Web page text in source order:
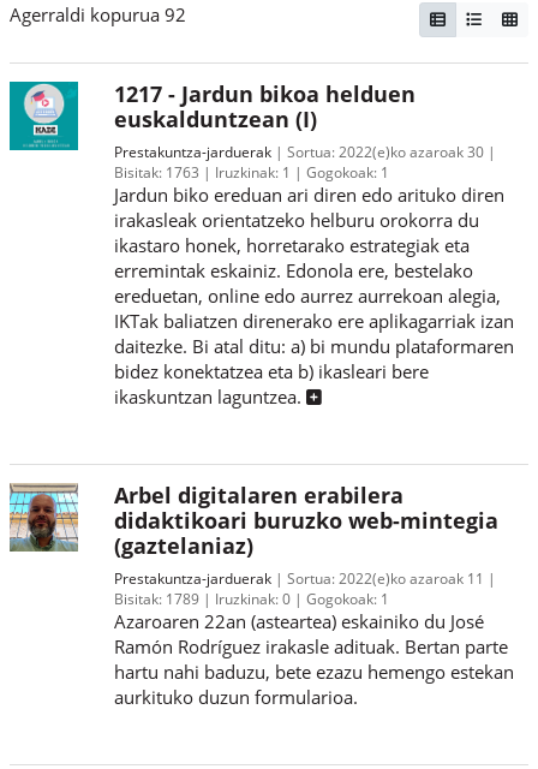
Agerraldi kopurua 92
1217 - Jardun bikoa helduen
euskalduntzean (I)
Prestakuntza-jarduerak Sortua: 2022(e)ko azaroak 30
Bisitak: 1763 Iruzkinak: 1 Gogokoak: 1
Jardun biko ereduan ari diren edo arituko diren
irakasleak orientatzeko helburu orokorra du
ikastaro honek, horretarako estrategiak eta
erremintak eskainiz. Edonola ere, bestelako
ereduetan, online edo aurrez aurrekoan alegia,
IKTak baliatzen direnerako ere aplikagarriak izan
daitezke. Bi atal ditu: a) bi mundu plataformaren
bidez konektatzea eta b) ikasleari bere
ikaskuntzan laguntzea.
Arbel digitalaren erabilera
didaktikoari buruzko web-mintegia
(gaztelaniaz)
Prestakuntza-jarduerak Sortua: 2022(e)ko azaroak 11
Bisitak: 1789 Iruzkinak:0 Gogokoak: 1
Azaroaren 22an (asteartea) eskainiko du José
Ramón Rodríguez irakasle adituak. Bertan parte
hartu nahi baduzu, bete ezazu hemengo estekan
aurkituko duzun formularioa.